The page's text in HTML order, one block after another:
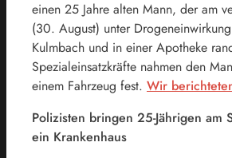
einen 25 Jahre alten Mann, der am
(30. August) unter
Kulmbach und in einer Apotheke
Spezialeinsatzkräfte nahmen den
einem Fahrzeug fest. Wir
Polizisten bringen 25-Jährigen am
ein Krankenhaus